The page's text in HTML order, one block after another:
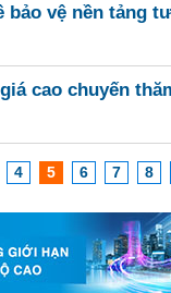
bảo vệ nền tảng
cao chuyến
4 5 6 7 8